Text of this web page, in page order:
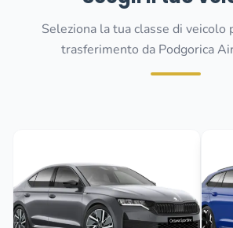
Seleziona la tua classe di
trasferimento da Podgorica